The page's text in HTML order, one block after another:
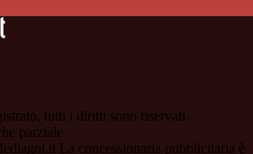
tutti i diritti sono riservati.
parziale.
La concessionaria pubblicitaria è